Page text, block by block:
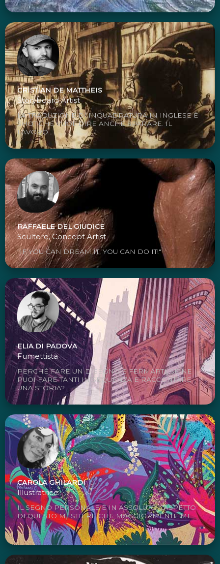
CRISTIAN DE MATTHEIS
Storyboard Artist
LA TRADUZIONE DI INQUADRATURA IN INGLESE È
SHOT CHE VUOL DIRE ANCHE SPARARE. IL
LAVORO...
RAFFAELE DEL GIUDICE
Scultore, Concept Artist
"IF YOU CAN DREAM IT, YOU CAN DO IT!"
ELIA DI PADOVA
Fumettista
PERCHÉ FARE UN DISEGNO E FERMARTI, SE NE
PUOI FARE TANTI IN SEQUENZA E RACCONTARE
UNA STORIA?
CAROLA GHILARDI
Illustratrice
IL SEGNO PERSONALE È IN ASSOLUTO L'ASPETTO
DI QUESTO MESTIERE CHE MAGGIORMENTE MI...